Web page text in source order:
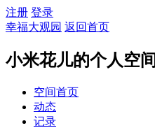
注册 登录
幸福大观园 返回首页
小米花儿的个人空间
空间首页
动态
记录